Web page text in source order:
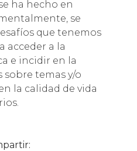
ha hecho en
se
que tenemos
acceder a la
e incidir en la
temas y/o
la calidad de vida